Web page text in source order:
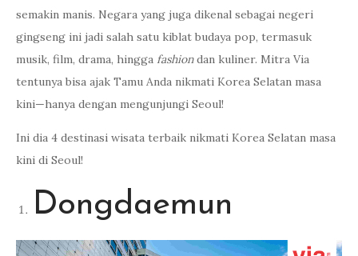
semakin manis. Negara yang juga dikenal sebagai negeri
gingseng ini jadi salah satu kiblat budaya pop, termasuk
musik, film, drama, hingga fashiondan kuliner. Mitra Via
tentunya bisa ajak Tamu Anda nikmati Korea Selatan masa
kini—hanya dengan mengunjungi Seoul!
Ini dia 4 destinasi wisata terbaik nikmati Korea Selatan masa
kini di Seoul!
Dongdaemun